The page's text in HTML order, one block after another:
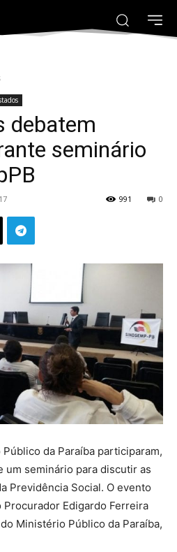
debatem
seminário
0
991
da Paraíba participaram,
um seminário para discutir as
Previdência Social. O evento
Edigardo Ferreira
Ministério Público da Paraíba,